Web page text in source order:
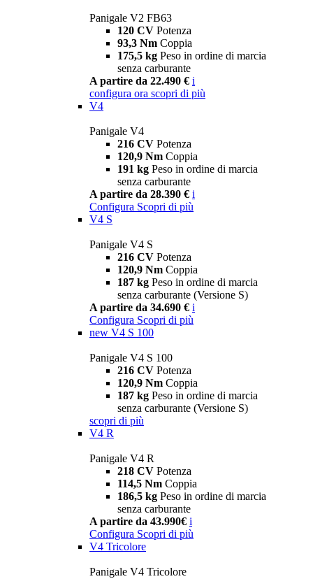
Panigale V2 FB63
120 CV Potenza
93,3 Nm Coppia
175,5 kg Peso in ordine di marcia
senza carburante
A partire da 22.490 € i
configura ora scopri di più
V4
Panigale V4
216 CV Potenza
120,9 Nm Coppia
191 kg Peso in ordine di marcia
senza carburante
A partire da 28.390 € i
Configura Scopri di più
V4 S
Panigale V4 S
216 CV Potenza
120,9 Nm Coppia
187 kg Peso in ordine di marcia
senza carburante (Versione S)
A partire da 34.690 € i
Configura Scopri di più
new V4 S 100
Panigale V4 S 100
216 CV Potenza
120,9 Nm Coppia
187 kg Peso in ordine di marcia
senza carburante (Versione S)
scopri di più
V4 R
Panigale V4 R
218 CV Potenza
114,5 Nm Coppia
186,5 kg Peso in ordine di marcia
senza carburante
A partire da 43.990€ i
Configura Scopri di più
V4 Tricolore
Panigale V4 Tricolore